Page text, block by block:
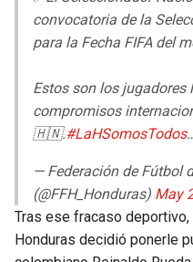
convocatoria de la
para la Fecha FIFA del
Estos son los
compromisos
🇭🇳.#LaHSomosTodos
— Federación de Fútbol
(@FFH_Honduras) May
Tras ese fracaso
Honduras decidió ponerle